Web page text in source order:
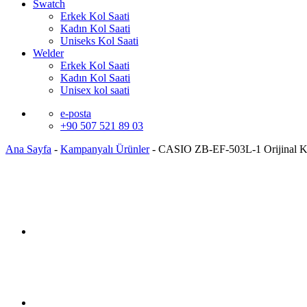
Swatch
Erkek Kol Saati
Kadın Kol Saati
Uniseks Kol Saati
Welder
Erkek Kol Saati
Kadın Kol Saati
Unisex kol saati
e-posta
+90 507 521 89 03
Ana Sayfa - Kampanyalı Ürünler- CASIO ZB-EF-503L-1 Orijinal